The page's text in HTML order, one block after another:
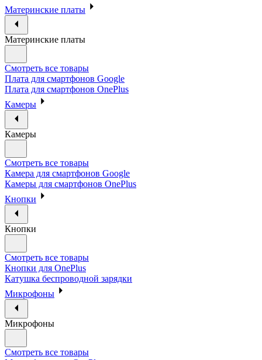
Материнские платы
Материнские платы
Смотреть все товары
Плата для смартфонов Google
Плата для смартфонов OnePlus
Камеры
Камеры
Смотреть все товары
Камера для смартфонов Google
Камеры для смартфонов OnePlus
Кнопки
Кнопки
Смотреть все товары
Кнопки для OnePlus
Катушка беспроводной зарядки
Микрофоны
Микрофоны
Смотреть все товары